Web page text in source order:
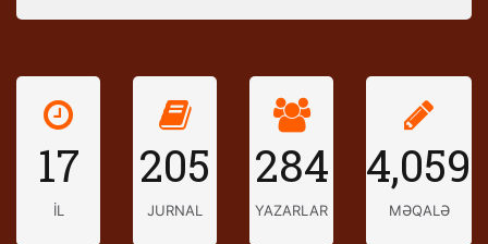
17
İL
205
JURNAL
284
YAZARLAR
4,059
MƏQALƏ